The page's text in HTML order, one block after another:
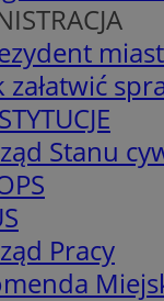
załatwić
Stanu
Pracy